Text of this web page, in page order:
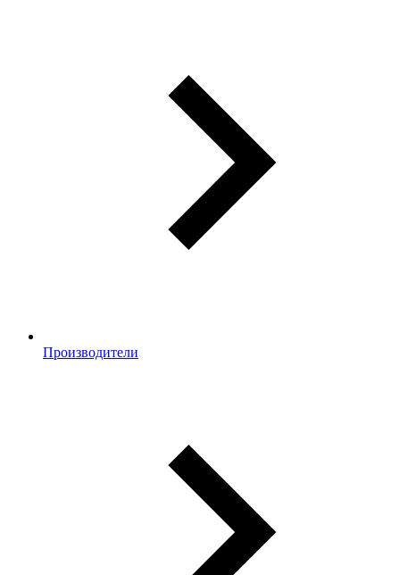
Производители